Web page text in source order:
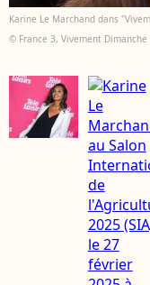
Karine Le Marchand dans
© France 3, Vivement Dimanche